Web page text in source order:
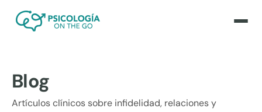
Blog
Artículos clínicos sobre infidelidad, relaciones y